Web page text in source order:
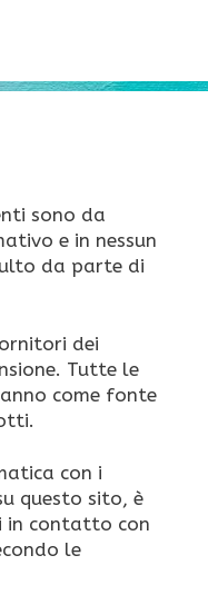
sono da
e in nessun
da parte di
dei
Tutte le
come fonte
con i
questo sito, è
in contatto con
le